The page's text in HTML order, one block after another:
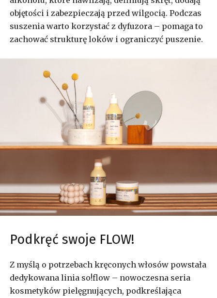
objętości i zabezpieczają przed wilgocią. Podczas
suszenia warto korzystać z dyfuzora – pomaga to
zachować strukturę loków i ograniczyć puszenie.
Podkręć swoje FLOW!
Z myślą o potrzebach kręconych włosów powstała
dedykowana linia so!flow – nowoczesna seria
kosmetyków pielęgnujących, podkreślająca